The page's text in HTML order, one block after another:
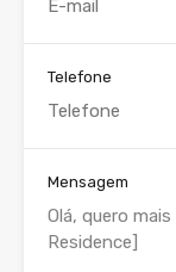
Telefone
Mensagem